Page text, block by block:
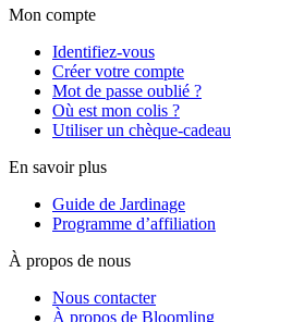
Mon compte
Identifiez-vous
Créer votre compte
Mot de passe oublié ?
Où est mon colis ?
Utiliser un chèque-cadeau
En savoir plus
Guide de Jardinage
Programme d’affiliation
À propos de nous
Nous contacter
À propos de Bloomling